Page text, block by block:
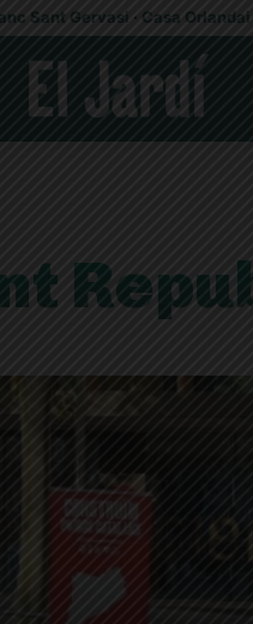
Sant Gervasi · Casa Orlandai